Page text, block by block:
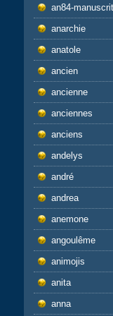
an84-manuscrit
anarchie
anatole
ancien
ancienne
anciennes
anciens
andelys
andré
andrea
anemone
angoulême
animojis
anita
anna